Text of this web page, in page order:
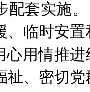
配套实施
、临时安
心用情推
祉、密切